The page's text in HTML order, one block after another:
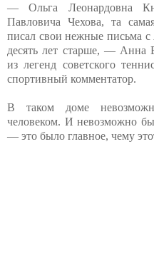
— Ольга Леонардовна
Павловича Чехова, та
писал свои нежные письма с
десять лет старше, — Анна
из легенд советского
спортивный комментатор.
В таком доме
человеком. И невозможно
— это было главное, чему